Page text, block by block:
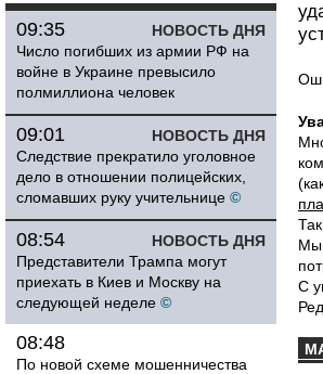
НОВОСТЬ ДНЯ
09:35
Число погибших из армии РФ на
войне в Украине превысило
полмиллиона человек
НОВОСТЬ ДНЯ
09:01
Следствие прекратило уголовное
дело в отношении полицейских,
сломавших руку учительнице ©
НОВОСТЬ ДНЯ
08:54
Представители Трампа могут
приехать в Киев и Москву на
следующей неделе ©
08:48
По новой схеме мошенничества
Мы
С